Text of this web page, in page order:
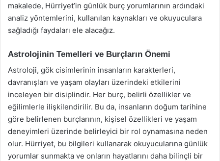
makalede, Hürriyet’in günlük burç yorumlarının ardındaki
analiz yöntemlerini, kullanılan kaynakları ve okuyuculara
sağladığı faydaları ele alacağız.
Astrolojinin Temelleri ve Burçların Önemi
Astroloji, gök cisimlerinin insanların karakterleri,
davranışları ve yaşam olayları üzerindeki etkilerini
inceleyen bir disiplindir. Her burç, belirli özellikler ve
eğilimlerle ilişkilendirilir. Bu da, insanların doğum tarihine
göre belirlenen burçlarının, kişisel özellikleri ve yaşam
deneyimleri üzerinde belirleyici bir rol oynamasına neden
olur. Hürriyet, bu bilgileri kullanarak okuyucularına günlük
yorumlar sunmakta ve onların hayatlarını daha bilinçli bir